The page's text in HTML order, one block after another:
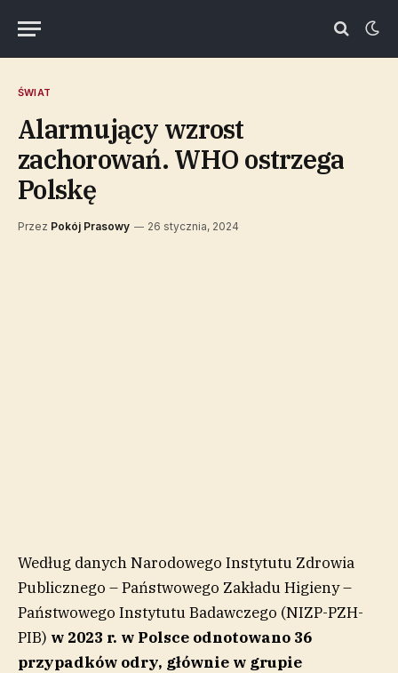
ŚWIAT
Alarmujący wzrost
zachorowań. WHO ostrzega
Polskę
Przez Pokój Prasowy 26 stycznia, 2024
Według danych Narodowego Instytutu Zdrowia
Publicznego – Państwowego Zakładu Higieny –
Państwowego Instytutu Badawczego (NIZP-PZH-
PIB) w 2023 r. w Polsce odnotowano 36
przypadków odry, głównie w grupie